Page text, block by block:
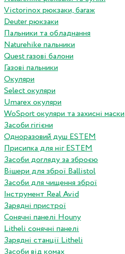
Victorinox рюкзаки, багаж
Deuter рюкзаки
Пальники та обладнання
Naturehike пальники
Quest газові балони
Газові пальники
Окуляри
Select окуляри
Umarex окуляри
WoSport окуляри та захисні маски
Засоби гігієни
Одноразовий душ ESTEM
Присипка для ніг ESTEM
Засоби догляду за зброєю
Вішери для зброї Ballistol
Засоби для чищення зброї
Інструмент Real Avid
Зарядні пристрої
Сонячні панелі Houny
Litheli сонячні панелі
Зарядні станції Litheli